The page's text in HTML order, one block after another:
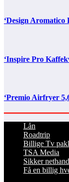
‘Design Aromatico
‘Inspire Pro
‘Premio Airfryer
Lån
Roadtrip
Billige Tv
TSA Media
Sikker
Få en billig